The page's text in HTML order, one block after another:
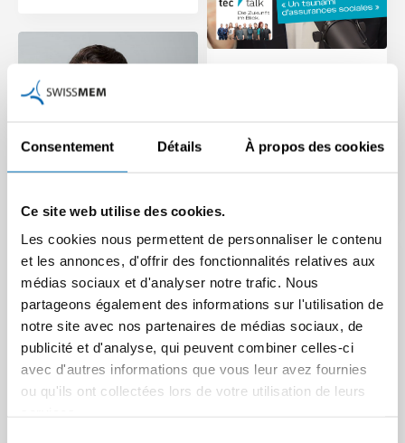
Consentement Détails À propos des cookies
Ce site web utilise des cookies.
Les cookies nous permettent de personnaliser le contenu
et les annonces, d'offrir des fonctionnalités relatives aux
médias sociaux et d'analyser notre trafic. Nous
partageons également des informations sur l'utilisation de
notre site avec nos partenaires de médias sociaux, de
publicité et d'analyse, qui peuvent combiner celles-ci
avec d'autres informations que vous leur avez fournies
ou qu'ils ont collectées lors de votre utilisation de leurs
les prochaines votations
Pas de renversement de
tendance en vue
L’évolution conjoncturelle le
montre : la situation de
l’industrie tech suisse reste
tendue et les…
Article | 24.11.2025